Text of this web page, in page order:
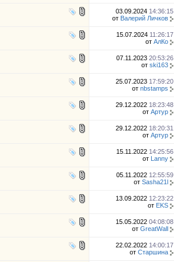
03.09.2024 14:36:15
от Валерий Личков
15.07.2024 11:26:17
от АлКо
07.11.2023 20:53:26
от ski163
25.07.2023 17:59:20
от nbstamps
29.12.2022 18:23:48
от Артур
29.12.2022 18:20:31
от Артур
15.11.2022 14:25:56
от Lanny
05.11.2022 12:55:59
от Sasha21l
13.09.2022 12:23:22
от EKS
15.05.2022 04:08:08
от GreatWall
22.02.2022 14:00:17
от Старшина